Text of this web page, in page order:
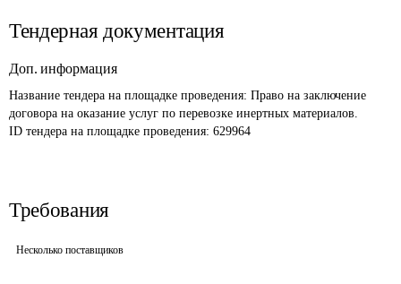
Тендерная документация
Доп. информация
Название тендера на площадке проведения: Право на заключение
договора на оказание услуг по перевозке инертных материалов.
ID тендера на площадке проведения: 629964
Требования
Несколько поставщиков